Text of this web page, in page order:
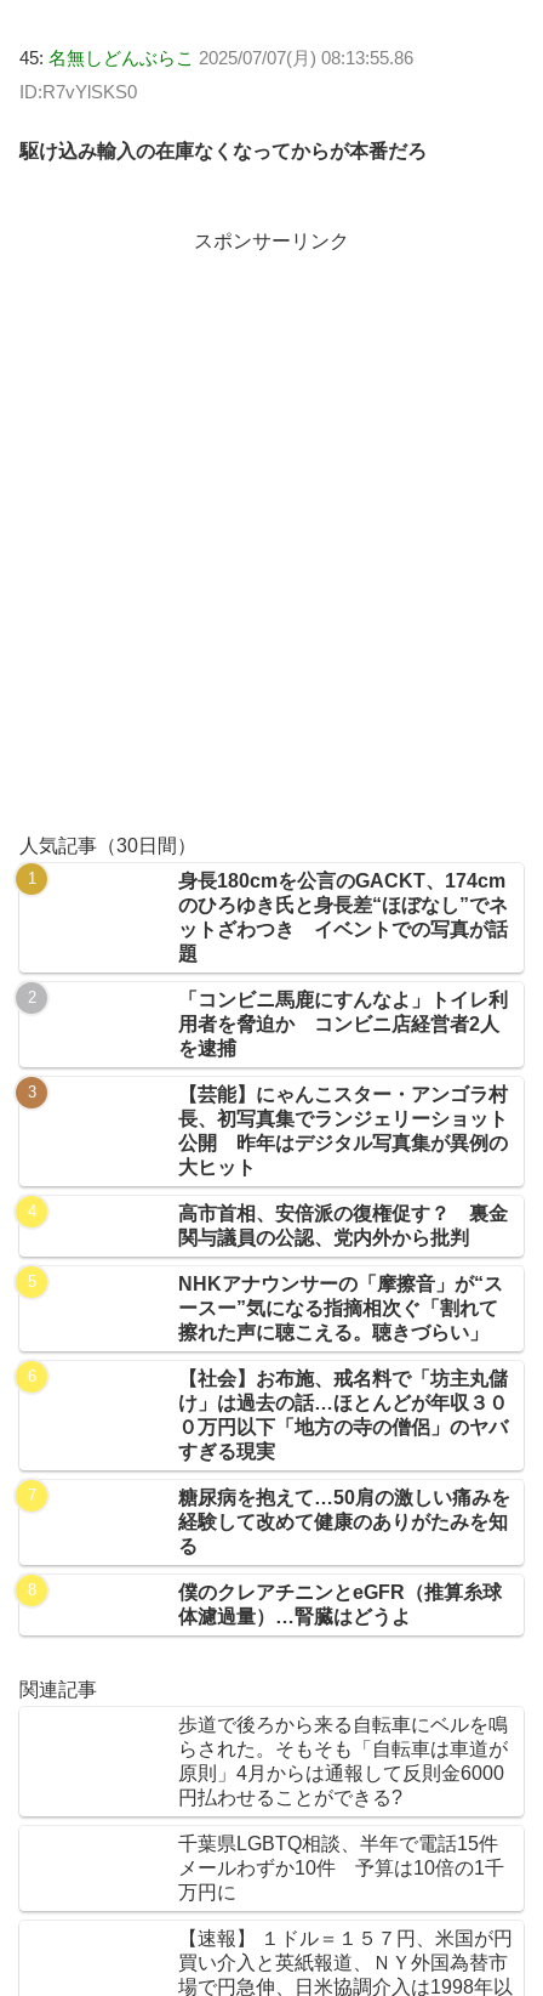
45: 名無しどんぶらこ 2025/07/07(月) 08:13:55.86
ID:R7vYlSKS0
駆け込み輸入の在庫なくなってからが本番だろ
スポンサーリンク
人気記事（30日間）
身長180cmを公言のGACKT、174cm
のひろゆき氏と身長差“ほぼなし”でネ
ットざわつき イベントでの写真が話
題
「コンビニ馬鹿にすんなよ」トイレ利
用者を脅迫か コンビニ店経営者2人
を逮捕
【芸能】にゃんこスター・アンゴラ村
長、初写真集でランジェリーショット
公開 昨年はデジタル写真集が異例の
大ヒット
高市首相、安倍派の復権促す？ 裏金
関与議員の公認、党内外から批判
NHKアナウンサーの「摩擦音」が“ス
ースー”気になる指摘相次ぐ「割れて
擦れた声に聴こえる。聴きづらい」
【社会】お布施、戒名料で「坊主丸儲
け」は過去の話…ほとんどが年収３０
０万円以下「地方の寺の僧侶」のヤバ
すぎる現実
糖尿病を抱えて…50肩の激しい痛みを
経験して改めて健康のありがたみを知
る
僕のクレアチニンとeGFR（推算糸球
体濾過量）…腎臓はどうよ
関連記事
歩道で後ろから来る自転車にベルを鳴
らされた。そもそも「自転車は車道が
原則」4月からは通報して反則金6000
円払わせることができる?
千葉県LGBTQ相談、半年で電話15件
メールわずか10件 予算は10倍の1千
万円に
【速報】 １ドル＝１５７円、米国が円
買い介入と英紙報道、ＮＹ外国為替市
場で円急伸、日米協調介入は1998年以